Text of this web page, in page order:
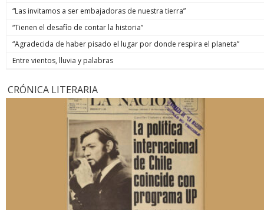
“Las invitamos a ser embajadoras de nuestra tierra”
“Tienen el desafío de contar la historia”
“Agradecida de haber pisado el lugar por donde respira el planeta”
Entre vientos, lluvia y palabras
CRÓNICA LITERARIA